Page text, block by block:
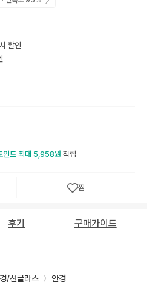
할인
인트 최대 5,958원 적립
찜
후기 구매가이드
/선글라스 〉
안경